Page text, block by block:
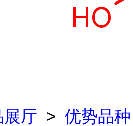
展厅 > 优势品种